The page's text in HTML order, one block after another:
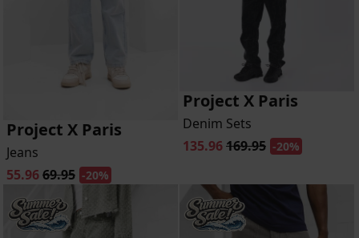
Project X Paris
Jeans
55.9669.95 -20%
Project X Paris
Denim Sets
135.96169.95 -20%